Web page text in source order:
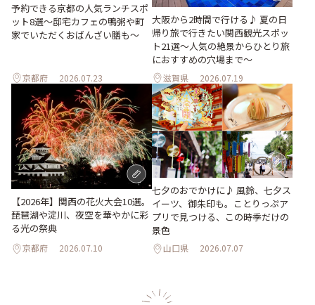
予約できる京都の人気ランチスポ
ット8選～邸宅カフェの鴨粥や町
家でいただくおばんざい膳も～
京都府 2026.07.23
大阪から2時間で行ける♪ 夏の日
帰り旅で行きたい関西観光スポッ
ト21選～人気の絶景からひとり旅
におすすめの穴場まで～
滋賀県 2026.07.19
【2026年】関西の花火大会10選。
琵琶湖や淀川、夜空を華やかに彩
る光の祭典
京都府 2026.07.10
七夕のおでかけに♪ 風鈴、七夕ス
イーツ、御朱印も。ことりっぷア
プリで見つける、この時季だけの
景色
山口県 2026.07.07